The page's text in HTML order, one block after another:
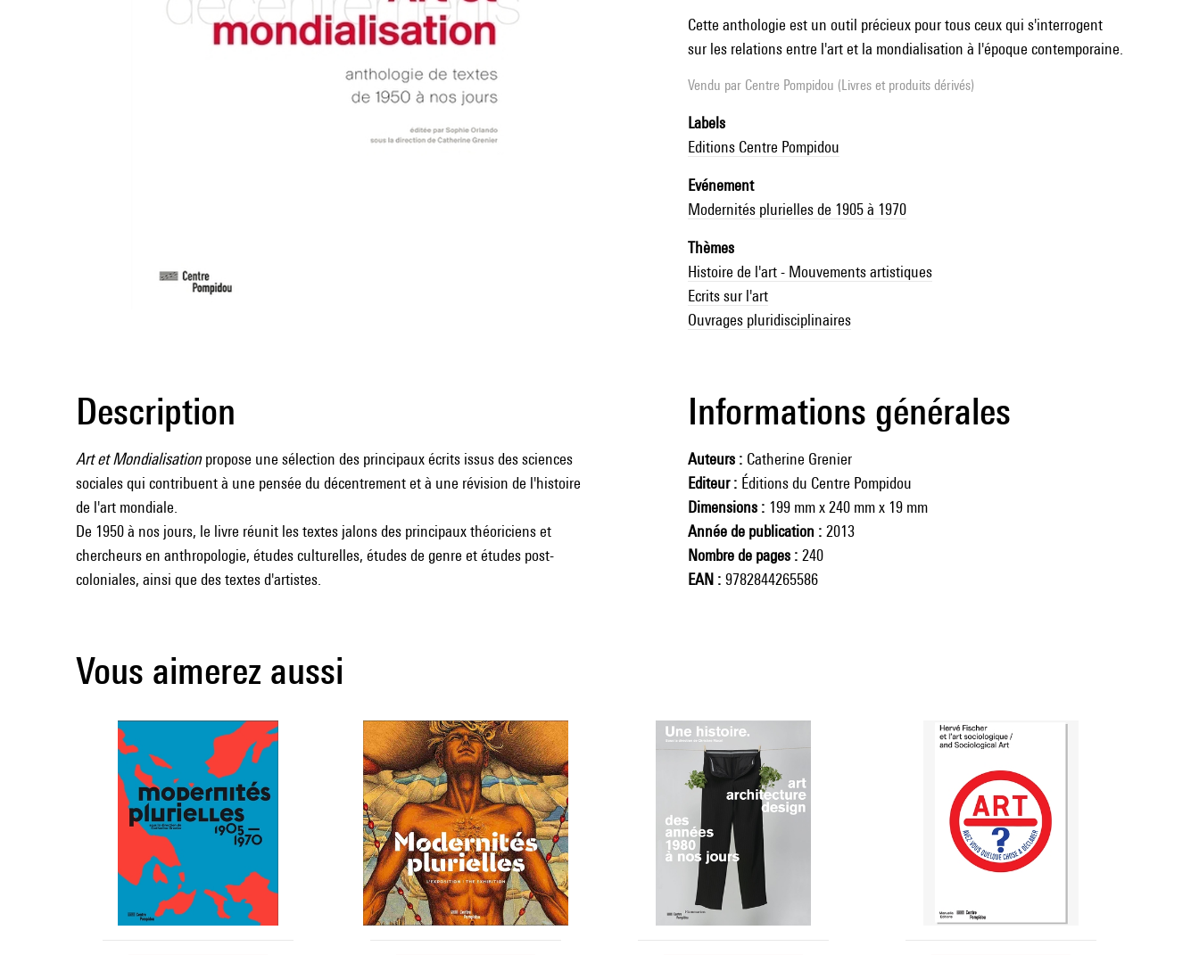
Cette anthologie est un outil précieux pour tous ceux qui s'interrogent
sur les relations entre l'art et la mondialisation à l'époque contemporaine.
Vendu par Centre Pompidou (Livres et produits dérivés)
Labels
Editions Centre Pompidou
Evénement
Modernités plurielles de 1905 à 1970
Thèmes
Histoire de l'art - Mouvements artistiques
Ecrits sur l'art
Ouvrages pluridisciplinaires
Description
Art et Mondialisationpropose une sélection des principaux écrits issus des sciences
sociales qui contribuent à une pensée du décentrement et à une révision de l'histoire
de l'art mondiale.
De 1950 à nos jours, le livre réunit les textes jalons des principaux théoriciens et
chercheurs en anthropologie, études culturelles, études de genre et études post-
coloniales, ainsi que des textes d'artistes.
Informations générales
Auteurs
Catherine Grenier
Editeur
Éditions du Centre Pompidou
Dimensions
199 mm x 240 mm x 19 mm
Année de publication
2013
Nombre de pages
240
EAN
9782844265586
Vous aimerez aussi